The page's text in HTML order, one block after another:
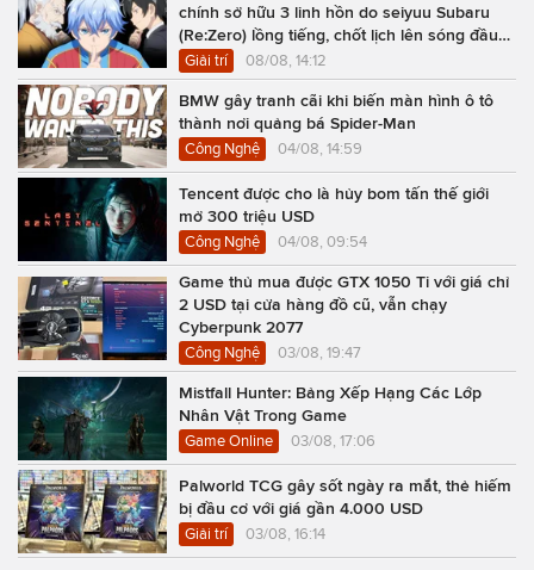
chính sở hữu 3 linh hồn do seiyuu Subaru
(Re:Zero) lồng tiếng, chốt lịch lên sóng đầu
năm 2027
Giải trí 08/08, 14:12
BMW gây tranh cãi khi biến màn hình ô tô
thành nơi quảng bá Spider-Man
Công Nghệ 04/08, 14:59
Tencent được cho là hủy bom tấn thế giới
mở 300 triệu USD
Công Nghệ 04/08, 09:54
Game thủ mua được GTX 1050 Ti với giá chỉ
2 USD tại cửa hàng đồ cũ, vẫn chạy
Cyberpunk 2077
Công Nghệ 03/08, 19:47
Mistfall Hunter: Bảng Xếp Hạng Các Lớp
Nhân Vật Trong Game
Game Online 03/08, 17:06
Palworld TCG gây sốt ngày ra mắt, thẻ hiếm
bị đầu cơ với giá gần 4.000 USD
Giải trí 03/08, 16:14